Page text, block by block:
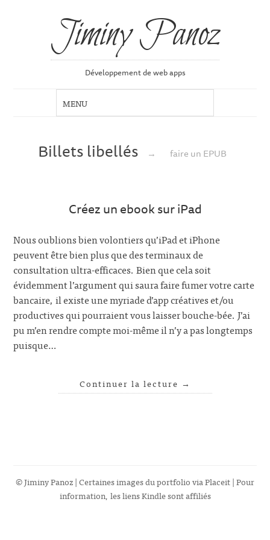
Jiminy Panoz
Développement de web apps
Billets libellés → faire un EPUB
Créez un ebook sur iPad
Nous oublions bien volontiers qu’iPad et iPhone
peuvent être bien plus que des terminaux de
consultation ultra-efficaces. Bien que cela soit
évidemment l’argument qui saura faire fumer votre carte
bancaire, il existe une myriade d’app créatives et/ou
productives qui pourraient vous laisser bouche-bée. J’ai
pu m’en rendre compte moi-même il n’y a pas longtemps
puisque…
Continuer la lecture →
© Jiminy Panoz | Certaines images du portfolio viaPlaceit| Pour
information, les liens Kindle sont affiliés